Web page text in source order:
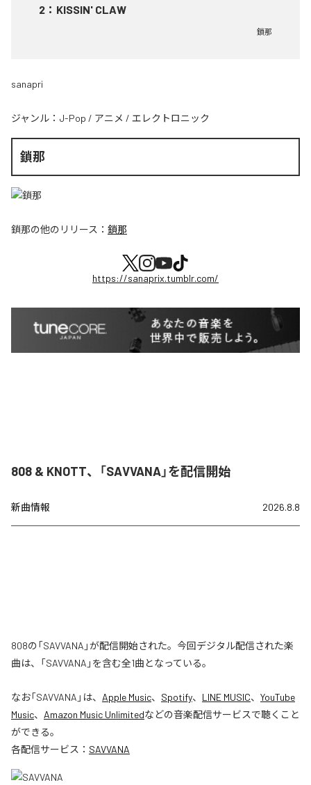
2 ： KISSIN' CLAW
鎖那
sanapri
ジャンル： J-Pop / アニメ / エレクトロニック
鎖那
鎖那の他のリリース： 鎖那
https://sanaprix.tumblr.com/
808 & KNOTT、「SAVVANA」を配信開始
新曲情報 2026.8.8
808の「SAVVANA」が配信開始された。今回デジタル配信された楽
曲は、「SAVVANA」を含む全1曲となっている。
なお「SAVVANA 」は、 Apple Music、 Spotify、 LINE MUSIC、 YouTube
Music、 Amazon Music Unlimitedなどの音楽配信サービスで聴くこと
ができる。
各配信サービス： SAVVANA